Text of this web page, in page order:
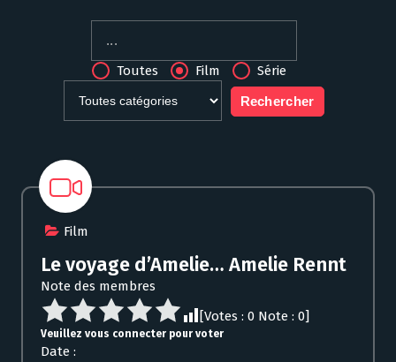
Toutes Film Série
Film
Le voyage d’Amelie… Amelie Rennt
Note des membres
[Votes : 0 Note : 0]
Veuillez vous connecter pour voter
Date :